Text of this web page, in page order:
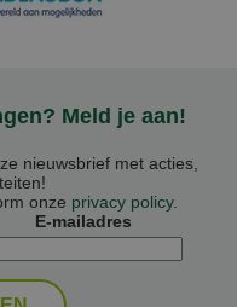
Meld je aan!
nieuwsbrief met acties,
onze privacy policy.
E-mailadres